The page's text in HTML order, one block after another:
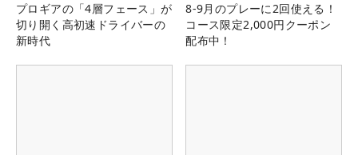
プロギアの「4層フェース」が
切り開く高初速ドライバーの
新時代
8-9月のプレーに2回使える！
コース限定2,000円クーポン
配布中！